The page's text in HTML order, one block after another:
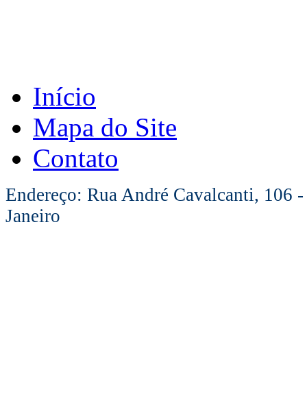
Início
Mapa do Site
Contato
Endereço: Rua André Cavalcanti, 106
Janeiro